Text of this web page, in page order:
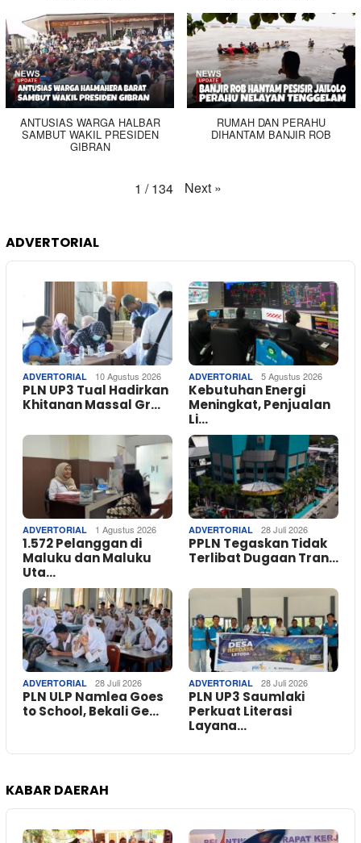
ANTUSIAS WARGA HALBAR
SAMBUT WAKIL PRESIDEN
GIBRAN
RUMAH DAN PERAHU
DIHANTAM BANJIR ROB
1 / 134 Next »
ADVERTORIAL
ADVERTORIAL 10 Agustus 2026
PLN UP3 Tual Hadirkan
Khitanan Massal Gr…
ADVERTORIAL 5 Agustus 2026
Kebutuhan Energi
Meningkat, Penjualan
Li…
ADVERTORIAL 1 Agustus 2026
1.572 Pelanggan di
Maluku dan Maluku
Uta…
ADVERTORIAL 28 Juli 2026
PPLN Tegaskan Tidak
Terlibat Dugaan Tran…
ADVERTORIAL 28 Juli 2026
PLN ULP Namlea Goes
to School, Bekali Ge…
ADVERTORIAL 28 Juli 2026
PLN UP3 Saumlaki
Perkuat Literasi
Layana…
KABAR DAERAH